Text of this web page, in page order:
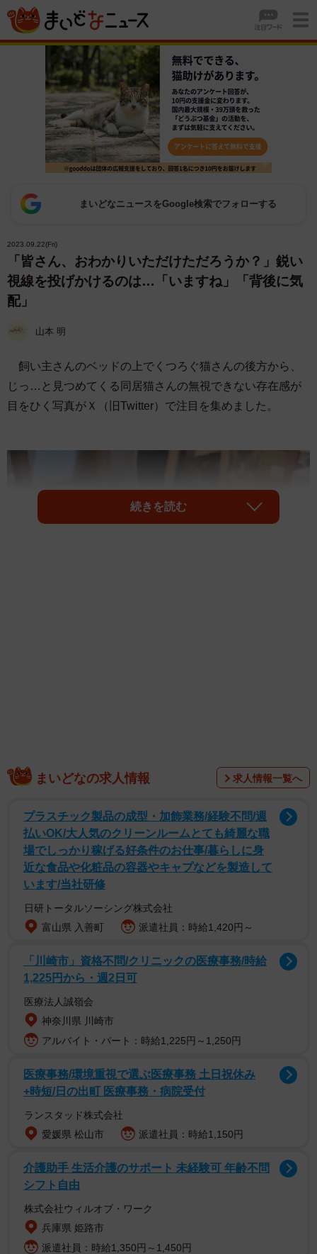
まいどなニュースをGoogle検索でフォローする
2023.09.22(Fri)
「皆さん、おわかりいただけただろうか？」鋭い
視線を投げかけるのは…「いますね」「背後に気
配」
山本 明
飼い主さんのベッドの上でくつろぐ猫さんの後方から、
じっ…と見つめてくる同居猫さんの無視できない存在感が
目をひく写真がＸ（旧Twitter）で注目を集めました。
1/3
画面右上に注目…！（画像提供：しずわらひなたさん）
「皆さん、おわかりいただけただろうか？」というひと
言とともに画像をポストしたのは「しずわらひなた」
（@shizuwarahinata）さん（以下、飼い主さん）のアカウ
ントです。
画面前方、ベッドの上にいる猫さんのお名まえは「ひな
た」くんといい、２歳になったマンチカンのキジ白の男の
子です。ひなたくんは今回のお写真で後方に写っていた先
住猫のマンチカン、サバ白の「わらび」くんといっしょに
暮らしています。またアカウントのタイムラインには飼い
続きを読む
まいどなの求人情報 求人情報一覧へ
プラスチック製品の成型・加飾業務/経験不問/週
払いOK/大人気のクリーンルームとても綺麗な職
場でしっかり稼げる好条件のお仕事/暮らしに身
近な食品や化粧品の容器やキャプなどを製造して
います/当社研修
日研トータルソーシング株式会社
富山県 入善町
派遣社員：時給1,420円～
「川崎市」資格不問/クリニックの医療事務/時給
1,225円から・週2日可
医療法人誠嶺会
神奈川県 川崎市
アルバイト・パート：時給1,225円～1,250円
医療事務/環境重視で選ぶ医療事務 土日祝休み
+時短/日の出町 医療事務・病院受付
ランスタッド株式会社
愛媛県 松山市
派遣社員：時給1,150円
介護助手 生活介護のサポート 未経験可 年齢不問
シフト自由
株式会社ウィルオブ・ワーク
兵庫県 姫路市
派遣社員：時給1,350円～1,450円